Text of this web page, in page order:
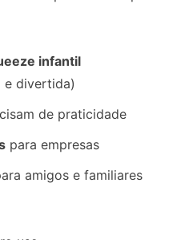
infantil
e divertida)
de praticidade
para empresas
amigos e familiares